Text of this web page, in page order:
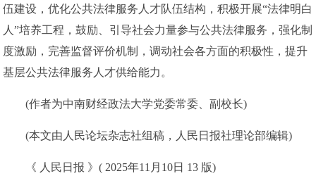
伍建设，优化公共法律服务人才队伍结构，积极开展“法律明白
人”培养工程，鼓励、引导社会力量参与公共法律服务，强化制
度激励，完善监督评价机制，调动社会各方面的积极性，提升
基层公共法律服务人才供给能力。
(作者为中南财经政法大学党委常委、副校长)
(本文由人民论坛杂志社组稿，人民日报社理论部编辑)
《 人民日报 》( 2025年11月10日 13 版)